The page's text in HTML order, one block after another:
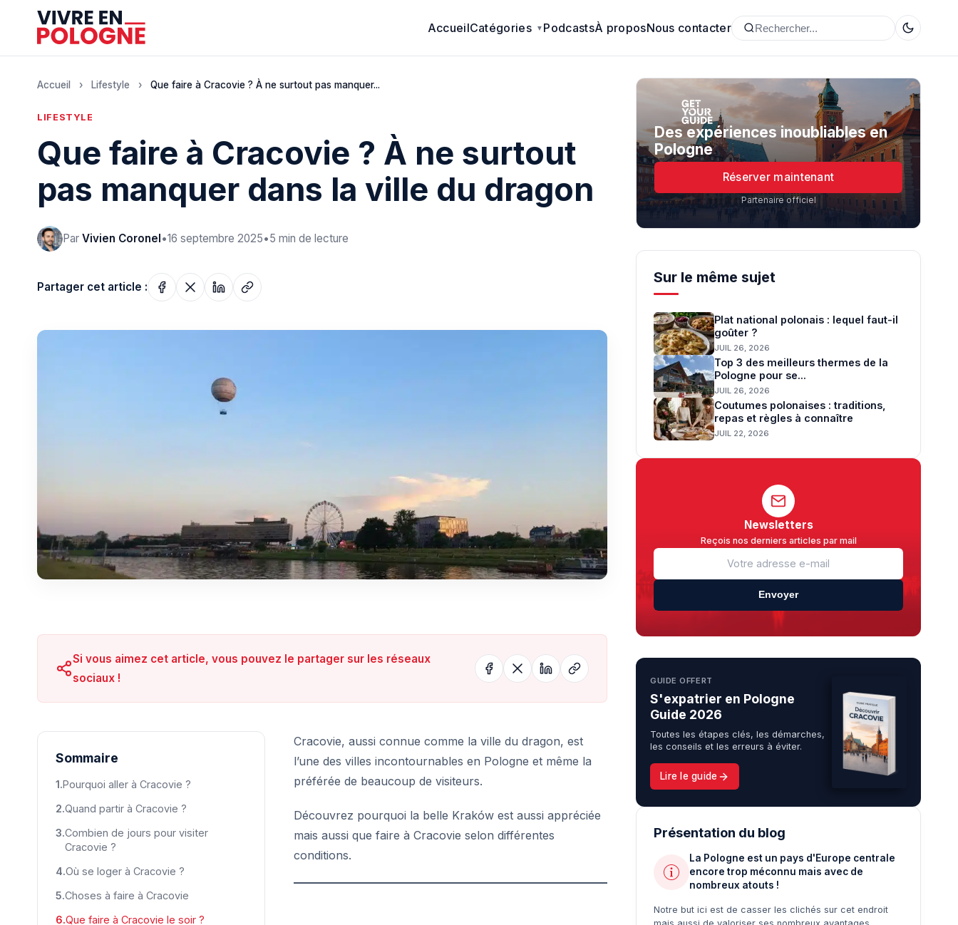
AccueilCatégories PodcastsÀ proposNous contacter
Accueil › Lifestyle › Que faire à Cracovie ? À ne surtout pas manquer...
LIFESTYLE
Que faire à Cracovie ? À ne surtout
pas manquer dans la ville du dragon
Par Vivien Coronel•16 septembre 2025•5 min de lecture
Partager cet article :
Si vous aimez cet article, vous pouvez le partager sur les réseaux
sociaux !
Sommaire
Pourquoi aller à Cracovie ?
Quand partir à Cracovie ?
Combien de jours pour visiter
Cracovie ?
Où se loger à Cracovie ?
Choses à faire à Cracovie
Que faire à Cracovie le soir ?
Cracovie, aussi connue comme la ville du dragon, est
l’une des villes incontournables en Pologne et même la
préférée de beaucoup de visiteurs.
Découvrez pourquoi la belle Kraków est aussi appréciée
mais aussi que faire à Cracovie selon différentes
conditions.
Des expériences inoubliables en
Pologne
Réserver maintenant
Partenaire officiel
Sur le même sujet
Plat national polonais : lequel faut-il
goûter ?
JUIL 26, 2026
Top 3 des meilleurs thermes de la
Pologne pour se...
JUIL 26, 2026
Coutumes polonaises : traditions,
repas et règles à connaître
JUIL 22, 2026
Newsletters
Reçois nos derniers articles par mail
Envoyer
GUIDE OFFERT
S'expatrier en Pologne
Guide 2026
Toutes les étapes clés, les démarches,
les conseils et les erreurs à éviter.
Lire le guide
Présentation du blog
La Pologne est un pays d'Europe centrale
encore trop méconnu mais avec de
nombreux atouts !
Notre but ici est de casser les clichés sur cet endroit